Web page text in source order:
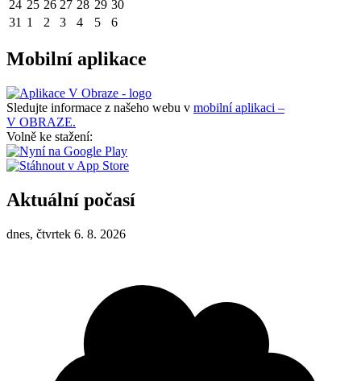
24 25 26 27 28 29 30
31 1 2 3 4 5 6
Mobilní aplikace
Sledujte informace z našeho webu v mobilní aplikaci –
V OBRAZE.
Volně ke stažení:
Aktuální počasí
dnes, čtvrtek 6. 8. 2026